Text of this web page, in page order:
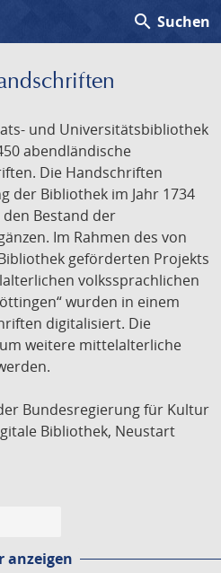
search Suchen
und Universitätsbibliothek
abendländische
Die Handschriften
der Bibliothek im Jahr 1734
Bestand der
Im Rahmen des von
geförderten Projekts
volkssprachlichen
wurden in einem
digitalisiert. Die
weitere mittelalterliche
Bundesregierung für Kultur
Bibliothek, Neustart
anzeigen